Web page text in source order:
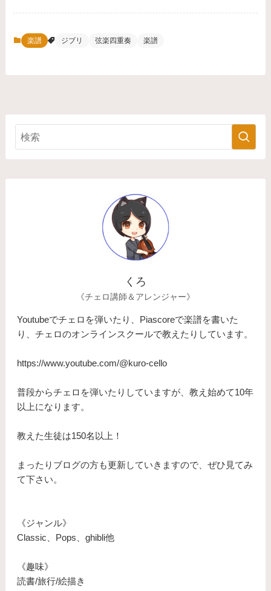
楽譜 ジブリ 弦楽四重奏 楽譜
くろ
《チェロ講師＆アレンジャー》
Youtubeでチェロを弾いたり、Piascoreで楽譜を書いた
り、チェロのオンラインスクールで教えたりしています。
https://www.youtube.com/@kuro-cello
普段からチェロを弾いたりしていますが、教え始めて10年
以上になります。
​教えた生徒は150名以上！
まったりブログの方も更新していきますので、ぜひ見てみ
て下さい。
《ジャンル》
Classic、Pops、ghibli他
《趣味》
読書/旅行/絵描き